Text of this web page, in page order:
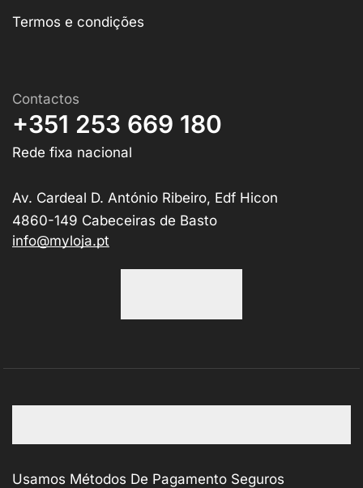
Termos e condições
Contactos
+351 253 669 180
Rede fixa nacional
Av. Cardeal D. António Ribeiro, Edf Hicon
4860-149 Cabeceiras de Basto
info@myloja.pt
Usamos Métodos De Pagamento Seguros